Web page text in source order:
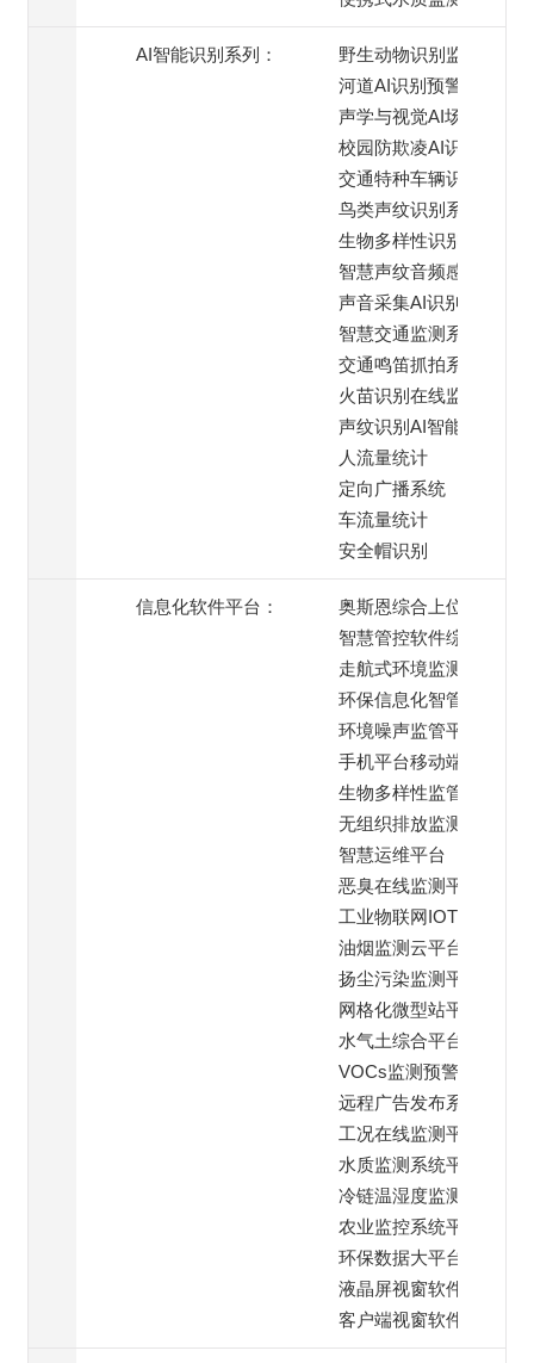
AI智能识别系列：
野生动物识别监测
河道AI识别预警
声学与视觉AI场景
校园防欺凌AI识别系统
交通特种车辆识别预警
鸟类声纹识别系统
生物多样性识别系统
智慧声纹音频感知终端
声音采集AI识别系统
智慧交通监测系统
交通鸣笛抓拍系统
火苗识别在线监测
声纹识别AI智能模块
人流量统计
定向广播系统
车流量统计
安全帽识别
信息化软件平台：
奥斯恩综合上位机
智慧管控软件综合平台
走航式环境监测平台
环保信息化智管平台
环境噪声监管平台
手机平台移动端
生物多样性监管平台
无组织排放监测平台
智慧运维平台
恶臭在线监测平台
工业物联网IOT云平台
油烟监测云平台
扬尘污染监测平台
网格化微型站平台
水气土综合平台
VOCs监测预警平台
远程广告发布系统
工况在线监测平台
水质监测系统平台
冷链温湿度监测平台
农业监控系统平台
环保数据大平台
液晶屏视窗软件
客户端视窗软件